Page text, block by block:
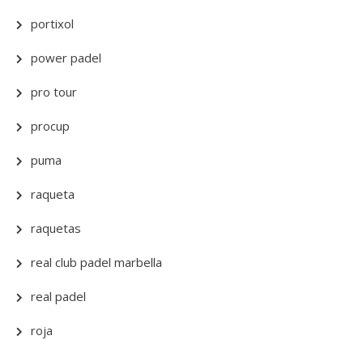
portixol
power padel
pro tour
procup
puma
raqueta
raquetas
real club padel marbella
real padel
roja